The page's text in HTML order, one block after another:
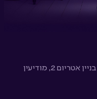
המתכנה סטודיו, המעיין 44, בניין אטריום 2, מודיעין